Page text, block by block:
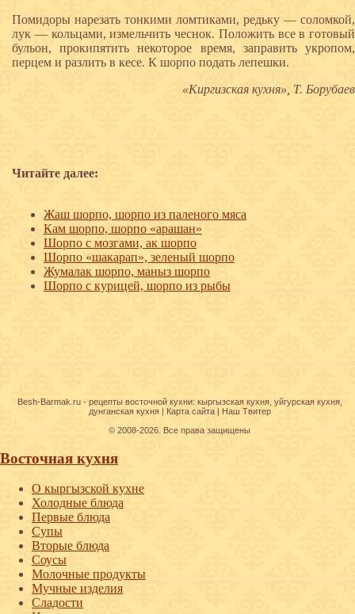
Помидоры нарезать тонкими ломтиками, редьку — соломкой,
лук — кольцами, измельчить чеснок. Положить все в готовый
бульон, прокипятить некоторое время, заправить укропом,
перцем и разлить в кесе. К шорпо подать лепешки.
«Киргизская кухня», Т. Борубаев
Читайте далее:
Жаш шорпо, шорпо из паленого мяса
Кам шорпо, шорпо «арашан»
Шорпо с мозгами, ак шорпо
Шорпо «шакарап», зеленый шорпо
Жумалак шорпо, маныз шорпо
Шорпо с курицей, шорпо из рыбы
Besh-Barmak.ru - рецепты восточной кухни: кыргызская кухня, уйгурская кухня,
дунганская кухня| Карта сайта| Наш Твитер
© 2008-2026. Все права защищены
Восточная кухня
О кыргызской кухне
Холодные блюда
Первые блюда
Супы
Вторые блюда
Соусы
Молочные продукты
Мучные изделия
Сладости